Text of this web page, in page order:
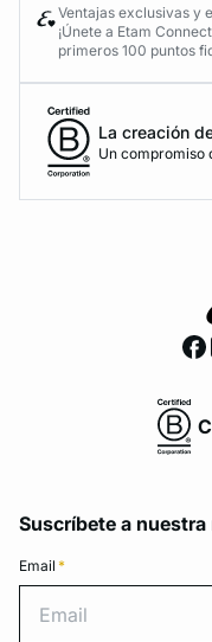
Ventajas exclusivas y
¡Únete a Etam
primeros 100 puntos
La creación
Un compromiso
Suscríbete a
Email *